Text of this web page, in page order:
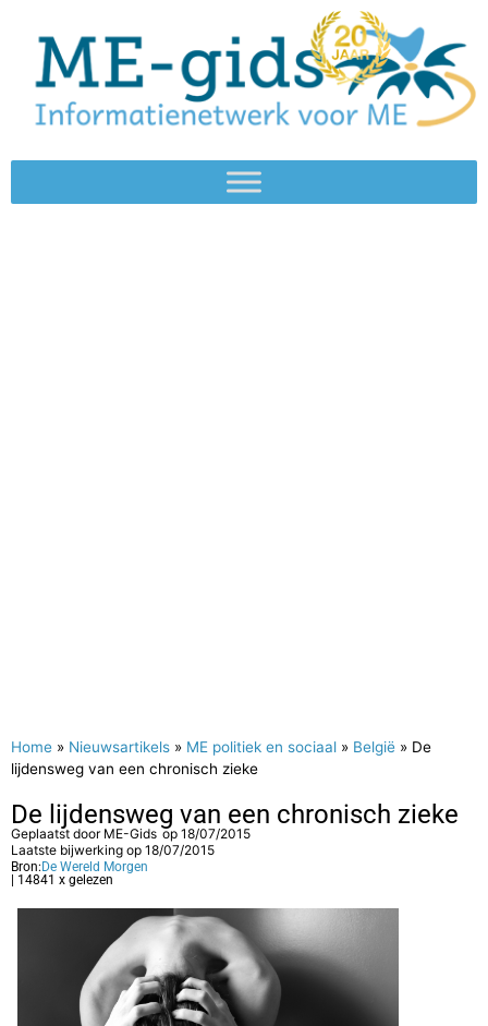
Home » Nieuwsartikels » ME politiek en sociaal » België » De
lijdensweg van een chronisch zieke
De lijdensweg van een chronisch zieke
Geplaatst door ME-Gids op 18/07/2015
Laatste bijwerking op 18/07/2015
Bron: De Wereld Morgen
| 14841 x gelezen